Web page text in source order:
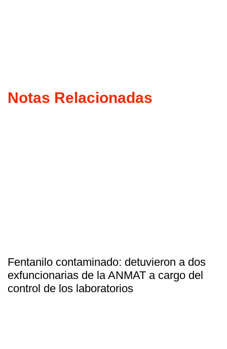
Notas Relacionadas
Fentanilo contaminado: detuvieron a dos
exfuncionarias de la ANMAT a cargo del
control de los laboratorios